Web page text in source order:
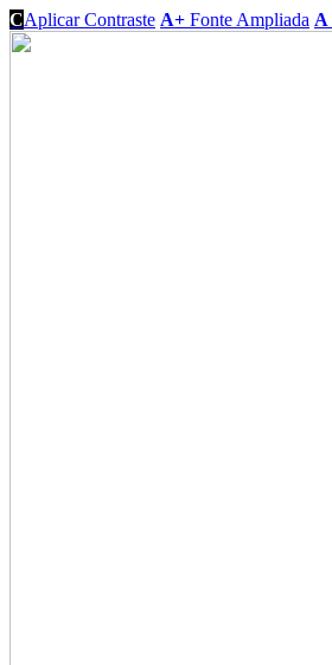
CAplicar Contraste A+ Fonte Ampliada A